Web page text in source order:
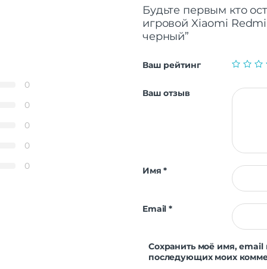
0
0
0
0
0
Будьте первым кто
игровой Xiaomi
черный”
Ваш рейтинг
Ваш отзыв
Имя*
Email*
Сохранить моё имя, email
последующих моих